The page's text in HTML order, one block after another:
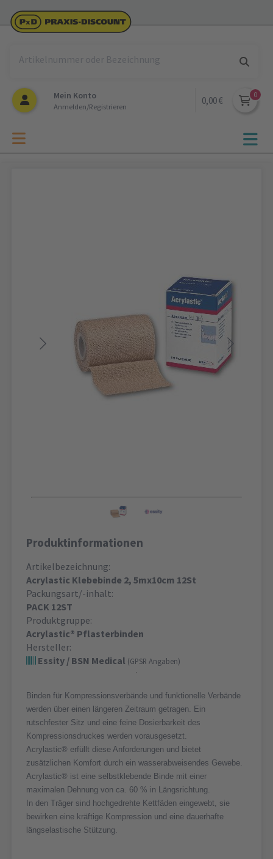
Mein Konto
Anmelden/Registrieren
0,00 €
Produktinformationen
Artikelbezeichnung:
Acrylastic Klebebinde 2, 5mx10cm 12St
Packungsart/-inhalt:
PACK 12ST
Produktgruppe:
Acrylastic® Pflasterbinden
Hersteller:
Essity / BSN Medical (GPSR Angaben)
Binden für Kompressionsverbände und funktionelle Verbände
werden über einen längeren Zeitraum getragen. Ein
rutschfester Sitz und eine feine Dosierbarkeit des
Kompressionsdruckes werden vorausgesetzt.
Acrylastic® erfüllt diese Anforderungen und bietet
zusätzlichen Komfort durch ein wasserabweisendes Gewebe.
Acrylastic® ist eine selbstklebende Binde mit einer
maximalen Dehnung von ca. 60 % in Längsrichtung.
In den Träger sind hochgedrehte Kettfäden eingewebt, sie
bewirken eine kräftige Kompression und eine dauerhafte
längselastische Stützung.